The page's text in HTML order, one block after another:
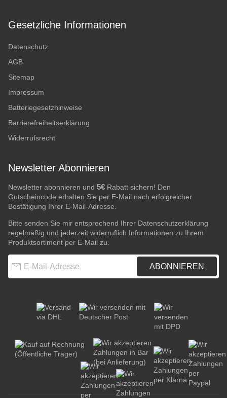
Gesetzliche Informationen
Datenschutz
AGB
Sitemap
Impressum
Batteriegesetzhinweise
Barrierefreiheitserklärung
Widerrufsrecht
Newsletter Abonnieren
Newsletter abonnieren und 5€ Rabatt sichern! Den
Gutscheincode erhalten Sie per E-Mail nach erfolgreicher
Bestätigung Ihrer E-Mail-Adresse.
Bitte senden Sie mir entsprechend Ihrer Datenschutzerklärung
regelmäßig und jederzeit widerruflich Informationen zu Ihrem
Produktsortiment per E-Mail zu.
ABONNIEREN